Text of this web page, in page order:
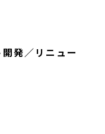
発／リニュー